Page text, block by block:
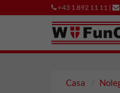
+43 1 892 11 11 |
Casa